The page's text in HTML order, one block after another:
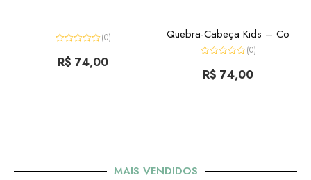
0
de
(0)
R$ 74,00
Quebra-Cabeça Kids – Co
0
de
(0)
R$ 74,00
MAIS VENDIDOS